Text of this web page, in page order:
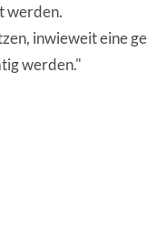
werden.
inwieweit eine
werden."